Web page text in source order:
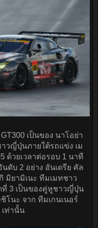
เป็นของ นาโอย่า
วญี่ปุ่นภายใต้รถแข่ง เม
ด้วยเวลาต่อรอบ 1 นาที
ดับ 2 อย่าง อันเดรีย คัล
มิยามิเนะ ทีมเมทชาว
ที่ 3 เป็นของคู่หูชาวญี่ปุ่น
โนะ จาก ทีมเกนเนอร์
เท่านั้น